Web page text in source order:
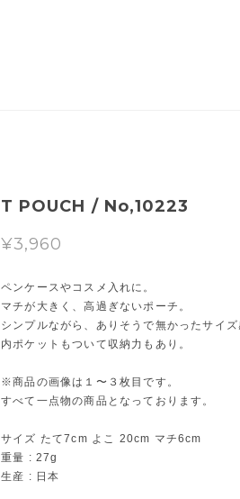
T POUCH / No,10223
¥3,960
ペンケースやコスメ入れに。
マチが大きく、高過ぎないポーチ。
シンプルながら、ありそうで無かったサイズ
内ポケットもついて収納力もあり。
※商品の画像は１〜３枚目です。
すべて一点物の商品となっております。
サイズ たて7cm よこ 20cm マチ6cm
重量 : 27g
生産 : 日本